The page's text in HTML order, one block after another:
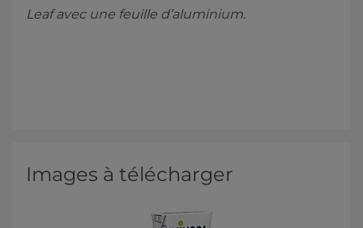
Leaf avec une feuille d’aluminium.
Images à télécharger